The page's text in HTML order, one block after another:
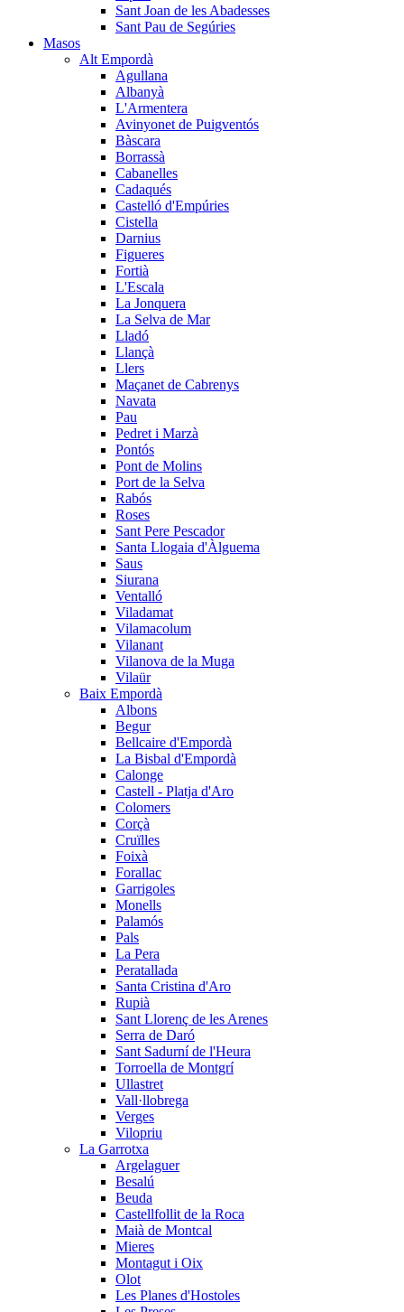
Sant Joan de les Abadesses
Sant Pau de Segúries
Masos
Alt Empordà
Agullana
Albanyà
L'Armentera
Avinyonet de Puigventós
Bàscara
Borrassà
Cabanelles
Cadaqués
Castelló d'Empúries
Cistella
Darnius
Figueres
Fortià
L'Escala
La Jonquera
La Selva de Mar
Lladó
Llançà
Llers
Maçanet de Cabrenys
Navata
Pau
Pedret i Marzà
Pontós
Pont de Molins
Port de la Selva
Rabós
Roses
Sant Pere Pescador
Santa Llogaia d'Àlguema
Saus
Siurana
Ventalló
Viladamat
Vilamacolum
Vilanant
Vilanova de la Muga
Vilaür
Baix Empordà
Albons
Begur
Bellcaire d'Empordà
La Bisbal d'Empordà
Calonge
Castell - Platja d'Aro
Colomers
Corçà
Cruïlles
Foixà
Forallac
Garrigoles
Monells
Palamós
Pals
La Pera
Peratallada
Santa Cristina d'Aro
Rupià
Sant Llorenç de les Arenes
Serra de Daró
Sant Sadurní de l'Heura
Torroella de Montgrí
Ullastret
Vall·llobrega
Verges
Vilopriu
La Garrotxa
Argelaguer
Besalú
Beuda
Castellfollit de la Roca
Maià de Montcal
Mieres
Montagut i Oix
Olot
Les Planes d'Hostoles